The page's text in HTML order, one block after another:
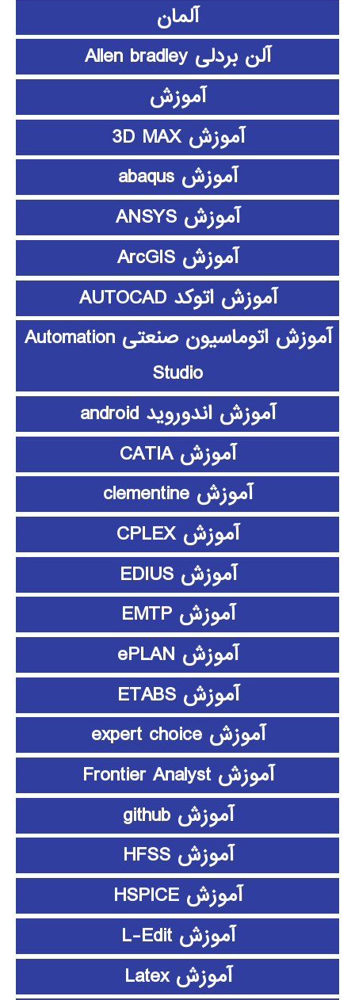
آلمان
آلن بردلی Allen bradley
آموزش
آموزش 3D MAX
آموزش abaqus
آموزش ANSYS
آموزش ArcGIS
آموزش اتوکد AUTOCAD
آموزش اتوماسیون صنعتی Automation
Studio
آموزش اندوروید android
آموزش CATIA
آموزش clementine
آموزش CPLEX
آموزش EDIUS
آموزش EMTP
آموزش ePLAN
آموزش ETABS
آموزش expert choice
آموزش Frontier Analyst
آموزش github
آموزش HFSS
آموزش HSPICE
آموزش L-Edit
آموزش Latex